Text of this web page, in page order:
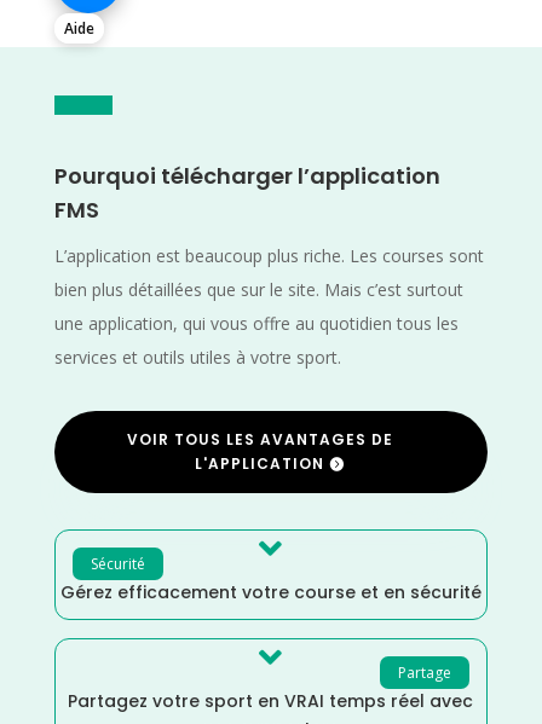
Aide
Pourquoi télécharger l’application
FMS
L’application est beaucoup plus riche. Les courses sont
bien plus détaillées que sur le site. Mais c’est surtout
une application, qui vous offre au quotidien tous les
services et outils utiles à votre sport.
VOIR TOUS LES AVANTAGES DE
L'APPLICATION
Sécurité 
Gérez efficacement votre course et en sécurité
Partage

Partagez votre sport en VRAI temps réel avec